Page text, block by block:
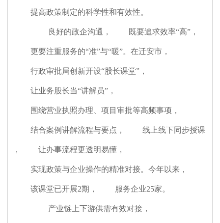
提高政策制定的科学性和有效性。
良好的政企沟通 ， 既要追求效率“高” ，
更要注重服务的“准”与“暖”。在迁安市 ，
行政审批局创新开设“股长课堂” ，
让业务股长当“讲解员” ，
围绕营业执照办理、项目审批等高频事项 ，
结合案例讲解流程与要点 ， 线上线下同步授课
， 让办事流程更透明易懂 ，
实现政策与企业操作的精准对接。今年以来 ，
该课堂已开展2期 ， 服务企业25家。
产业链上下游供需有效对接 ，